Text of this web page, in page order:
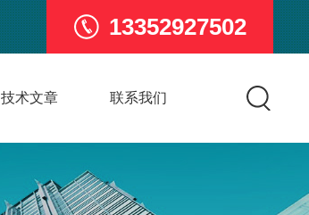
13352927502
技术文章 联系我们